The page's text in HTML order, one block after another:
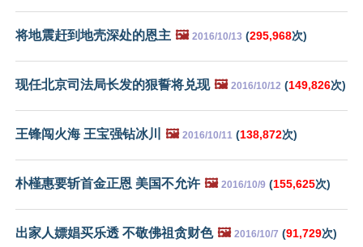
将地震赶到地壳深处的恩主 🖼️ 2016/10/13 (295,968次)
现任北京司法局长发的狠誓将兑现 🖼️ 2016/10/12 (149,826次)
王锋闯火海 王宝强钻冰川 🖼️ 2016/10/11 (138,872次)
朴槿惠要斩首金正恩 美国不允许 🖼️ 2016/10/9 (155,625次)
出家人嫖娼买乐透 不敬佛祖贪财色 🖼️ 2016/10/7 (91,729次)